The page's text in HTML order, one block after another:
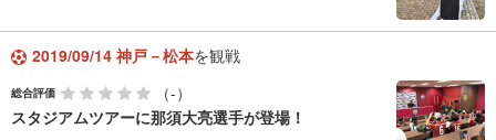
2019/09/14 神戸－松本を観戦
総合評価
（-）
スタジアムツアーに那須大亮選手が登場！